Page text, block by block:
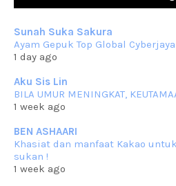
RESIPI KUIH KASWI KELEDEK
Assalammualaikum, salam semua.
mat ucapkan
Jun 30 2023
RESIPI KURMA AYAM MERAH
Assalammualaikum, salam semua.
Jun 23 2023
RESIPI SAMBAL PARU
Assalammualaikum, salam sejahtera
Sunah Suka Sakura
Ayam Gepuk Top Global Cyberjaya
1 day ago
Aku Sis Lin
BILA UMUR MENINGKAT,
1 week ago
BEN ASHAARI
Khasiat dan manfaat Kakao
sukan !
1 week ago